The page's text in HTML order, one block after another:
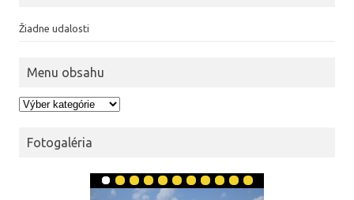
Žiadne udalosti
Menu obsahu
Menu obsahu
Fotogaléria